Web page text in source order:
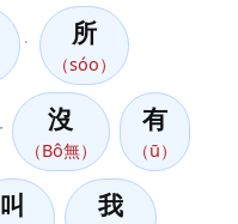
所
（sóo）
沒
（Bô無）
有
（ū）
叫 我